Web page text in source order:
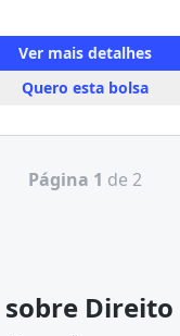
Ver mais detalhes
Quero esta bolsa
Página 1 de 2
sobre Direito